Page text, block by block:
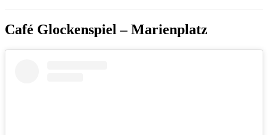
Café Glockenspiel – Marienplatz